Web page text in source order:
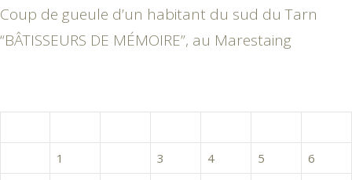
Coup de gueule d’un habitant du sud du Tarn
“BÂTISSEURS DE MÉMOIRE”, au Marestaing
1
3 4 5
6